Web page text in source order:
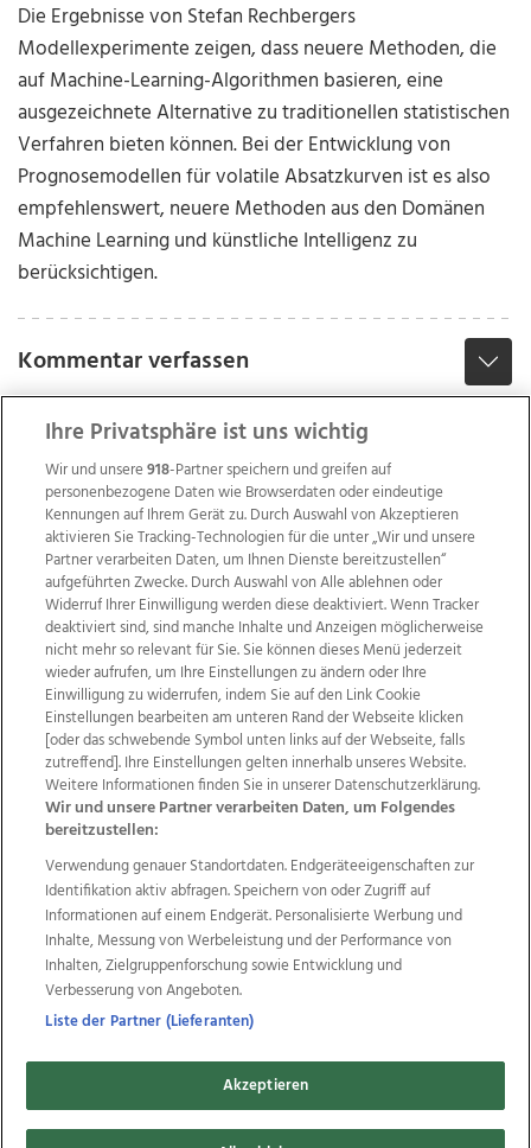
Die Ergebnisse von Stefan Rechbergers
Modellexperimente zeigen, dass neuere Methoden, die
auf Machine-Learning-Algorithmen basieren, eine
ausgezeichnete Alternative zu traditionellen statistischen
Verfahren bieten können. Bei der Entwicklung von
Prognosemodellen für volatile Absatzkurven ist es also
empfehlenswert, neuere Methoden aus den Domänen
Machine Learning und künstliche Intelligenz zu
berücksichtigen.
Kommentar verfassen
Wir über uns Mediadaten Kontakt
Jobs
Datenschutz
Impressum
AGB Anzeigekunden
AGB Website
Ehrenkodex Politische Werbung
Weitere Angebote des Medienhauses Wimmer
TV1 di-mog-i.at OÖNow
Ischler Woche
Life Radio
OÖNachrichten
OÖN Immobilien
OÖN Karriere
OÖN Reise
Promenaden Galerien
Regionaljobs
wasistlos.at
Copyrights © 2026 Tips Zeitungs GmbH & Co KG
Ihre Privatsphäre ist uns wichtig
Wir und unsere918-Partner speichern und greifen auf
personenbezogene Daten wie Browserdaten oder eindeutige
Kennungen auf Ihrem Gerät zu. Durch Auswahl von Akzeptieren
aktivieren Sie Tracking-Technologien für die unter „Wir und unsere
Partner verarbeiten Daten, um Ihnen Dienste bereitzustellen“
aufgeführten Zwecke. Durch Auswahl von Alle ablehnen oder
Widerruf Ihrer Einwilligung werden diese deaktiviert. Wenn Tracker
deaktiviert sind, sind manche Inhalte und Anzeigen möglicherweise
nicht mehr so relevant für Sie. Sie können dieses Menü jederzeit
wieder aufrufen, um Ihre Einstellungen zu ändern oder Ihre
Einwilligung zu widerrufen, indem Sie auf den Link Cookie
Einstellungen bearbeiten am unteren Rand der Webseite klicken
[oder das schwebende Symbol unten links auf der Webseite, falls
zutreffend]. Ihre Einstellungen gelten innerhalb unseres Website.
Weitere Informationen finden Sie in unserer Datenschutzerklärung.
Wir und unsere Partner verarbeiten Daten, um Folgendes
bereitzustellen:
Verwendung genauer Standortdaten. Endgeräteeigenschaften zur
Identifikation aktiv abfragen. Speichern von oder Zugriff auf
Informationen auf einem Endgerät. Personalisierte Werbung und
Inhalte, Messung von Werbeleistung und der Performance von
Inhalten, Zielgruppenforschung sowie Entwicklung und
Verbesserung von Angeboten.
Liste der Partner (Lieferanten)
Akzeptieren